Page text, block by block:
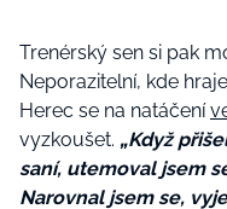
Trenérský sen si pak
Neporazitelní, kde
Herec se na natáčení
vyzkoušet. „Když
saní, utemoval jsem
Narovnal jsem se,